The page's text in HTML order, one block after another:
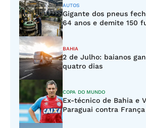
AUTOS
Gigante dos pneus
64 anos e demite 150
BAHIA
2 de Julho: baianos
quatro dias
COPA DO MUNDO
Ex-técnico de Bahia e
Paraguai contra